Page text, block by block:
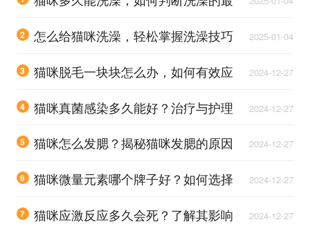
2
怎么给猫咪洗澡，轻松掌握洗澡技巧
2025-01-04
3
猫咪脱毛一块块怎么办，如何有效应
2024-12-27
4
猫咪真菌感染多久能好？治疗与护理
2024-12-27
5
猫咪怎么发腮？揭秘猫咪发腮的原因
2024-12-27
6
猫咪微量元素哪个牌子好？如何选择
2024-12-27
7
猫咪应激反应多久会死？了解其影响
2024-12-27